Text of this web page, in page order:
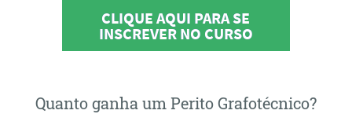
CLIQUE AQUI PARA SE
INSCREVER NO CURSO
Quanto ganha um Perito Grafotécnico?